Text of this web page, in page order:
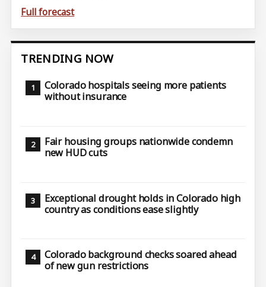
Full forecast
TRENDING NOW
Colorado hospitals seeing more patients
without insurance
Fair housing groups nationwide condemn
new HUD cuts
Exceptional drought holds in Colorado high
country as conditions ease slightly
Colorado background checks soared ahead
of new gun restrictions